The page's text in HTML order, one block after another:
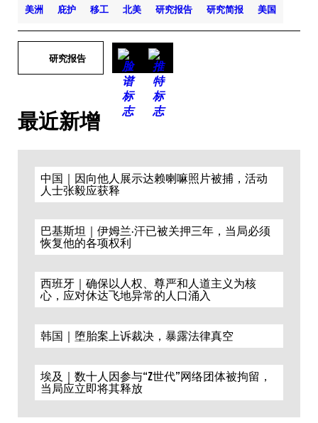
美洲 庇护 移工 北美 研究报告 研究简报 美国
研究报告
最近新增
中国｜因向他人展示达赖喇嘛照片被捕，活动
人士张毅应获释
巴基斯坦｜伊姆兰·汗已被关押三年，当局必须
恢复他的各项权利
西班牙｜确保以人权、尊严和人道主义为核
心，应对休达飞地异常的人口涌入
韩国｜堕胎案上诉裁决，暴露法律真空
埃及｜数十人因参与“Z世代”网络团体被拘留，
当局应立即将其释放